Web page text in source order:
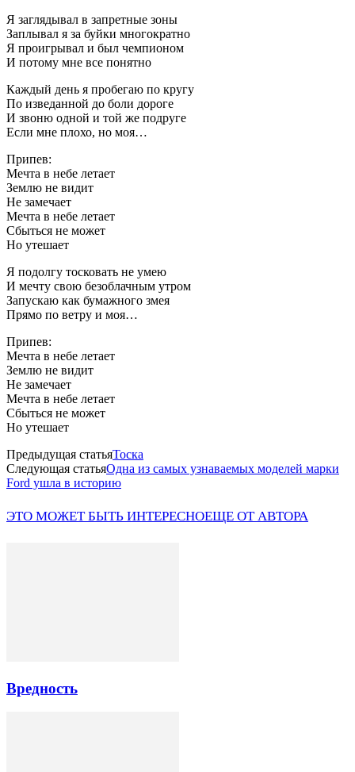
Я заглядывал в запретные зоны
Заплывал я за буйки многократно
Я проигрывал и был чемпионом
И потому мне все понятно
Каждый день я пробегаю по кругу
По изведанной до боли дороге
И звоню одной и той же подруге
Если мне плохо, но моя…
Припев:
Мечта в небе летает
Землю не видит
Не замечает
Мечта в небе летает
Сбыться не может
Но утешает
Я подолгу тосковать не умею
И мечту свою безоблачным утром
Запускаю как бумажного змея
Прямо по ветру и моя…
Припев:
Мечта в небе летает
Землю не видит
Не замечает
Мечта в небе летает
Сбыться не может
Но утешает
Предыдущая статьяТоска
Следующая статьяОдна из самых узнаваемых моделей марки
Ford ушла в историю
ЭТО МОЖЕТ БЫТЬ ИНТЕРЕСНОЕЩЕ ОТ АВТОРА
Вредность